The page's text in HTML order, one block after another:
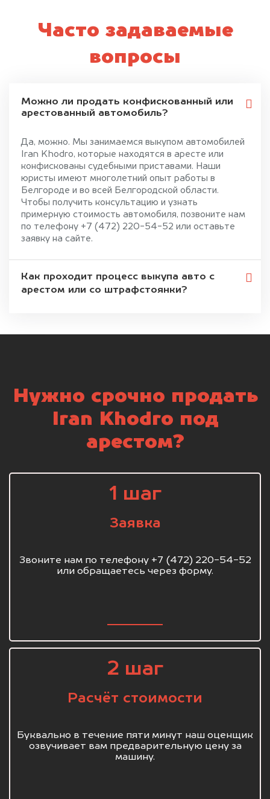
Часто задаваемые
вопросы
Можно ли продать конфискованный или
арестованный автомобиль?
Да, можно. Мы занимаемся выкупом автомобилей
Iran Khodro, которые находятся в аресте или
конфискованы судебными приставами. Наши
юристы имеют многолетний опыт работы в
Белгороде и во всей Белгородской области.
Чтобы получить консультацию и узнать
примерную стоимость автомобиля, позвоните нам
по телефону +7 (472) 220-54-52 или оставьте
заявку на сайте.
Как проходит процесс выкупа авто с
арестом или со штрафстоянки?
Нужно срочно продать
Iran Khodro под
арестом?
1 шаг
Заявка
Звоните нам по телефону +7 (472) 220-54-52
или обращаетесь через форму.
2 шаг
Расчёт стоимости
Буквально в течение пяти минут наш оценщик
озвучивает вам предварительную цену за
машину.